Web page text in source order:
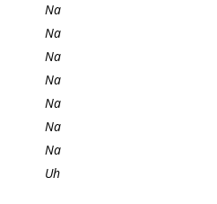
Na
Na
Na
Na
Na
Na
Na
Uh